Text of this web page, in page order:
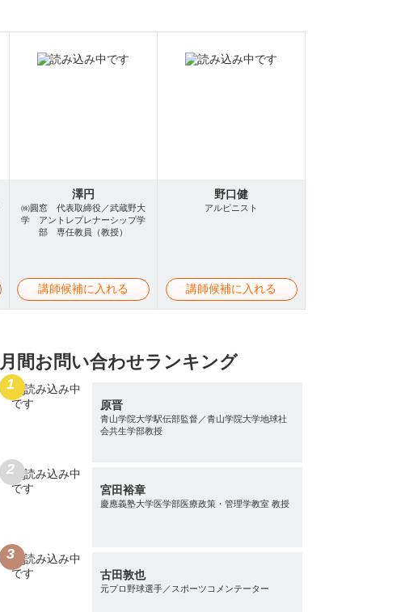
澤円
㈱圓窓 代表取締役／武蔵野大
学 アントレプレナーシップ学
部 専任教員（教授）
講師候補に入れる
野口健
アルピニスト
講師候補に入れる
月間お問い合わせランキング
原晋
青山学院大学駅伝部監督／青山学院大学地球社
会共生学部教授
宮田裕章
慶應義塾大学医学部医療政策・管理学教室 教授
古田敦也
元プロ野球選手／スポーツコメンテーター